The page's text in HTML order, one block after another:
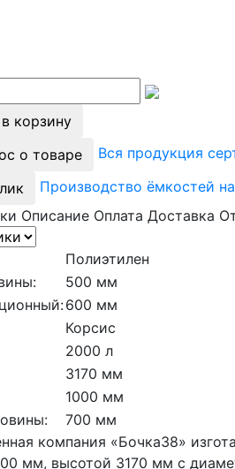
корзину
о товаре
Вся продукция
Производство ёмкостей
Описание Оплата Доставка
Полиэтилен
500 мм
600 мм
Корсис
2000 л
3170 мм
1000 мм
700 мм
компания «Бочка38»
мм, высотой 3170 мм с